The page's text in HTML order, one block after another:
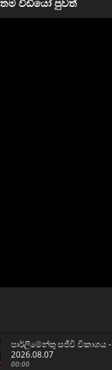
පාර්ලිමේන්තු සජීවි විකාශය -
2026.08.07
00:00